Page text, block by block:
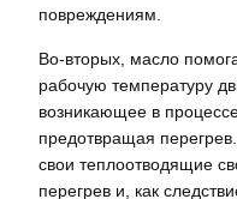
повреждениям.
Во-вторых, масло
рабочую температуру
возникающее в
предотвращая
свои теплоотводящие
перегрев и, как